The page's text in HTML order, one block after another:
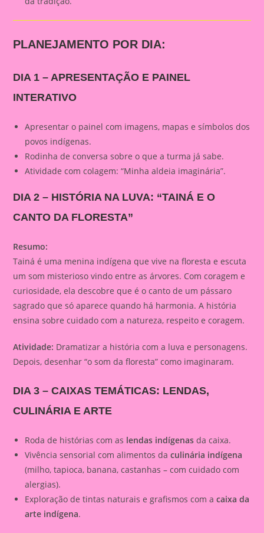
PLANEJAMENTO POR DIA:
DIA 1 – APRESENTAÇÃO E PAINEL
INTERATIVO
Apresentar o painel com imagens, mapas e símbolos dos
povos indígenas.
Rodinha de conversa sobre o que a turma já sabe.
Atividade com colagem: “Minha aldeia imaginária”.
DIA 2 – HISTÓRIA NA LUVA: “TAINÁ E O
CANTO DA FLORESTA”
Resumo:
Tainá é uma menina indígena que vive na floresta e escuta
um som misterioso vindo entre as árvores. Com coragem e
curiosidade, ela descobre que é o canto de um pássaro
sagrado que só aparece quando há harmonia. A história
ensina sobre cuidado com a natureza, respeito e coragem.
Atividade: Dramatizar a história com a luva e personagens.
Depois, desenhar “o som da floresta” como imaginaram.
DIA 3 – CAIXAS TEMÁTICAS: LENDAS,
CULINÁRIA E ARTE
Roda de histórias com as lendas indígenas da caixa.
Vivência sensorial com alimentos daculinária indígena
(milho, tapioca, banana, castanhas – com cuidado com
alergias).
Exploração de tintas naturais e grafismos com acaixa da
arte indígena.